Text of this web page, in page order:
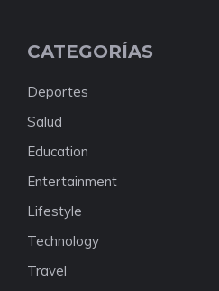
CATEGORÍAS
Deportes
Salud
Education
Entertainment
Lifestyle
Technology
Travel